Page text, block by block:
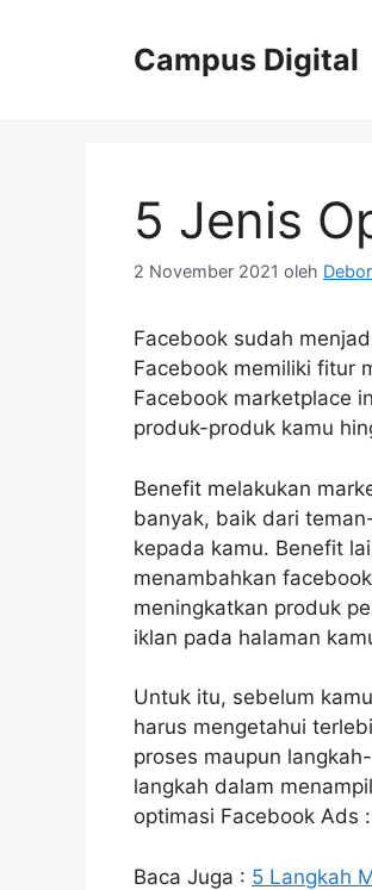
Campus Digital
5 Jenis
2 November 2021 oleh
Facebook sudah
Facebook memiliki fitur
Facebook marketplace
produk-produk kamu
Benefit melakukan
banyak, baik dari
kepada kamu. Benefit
menambahkan
meningkatkan produk
iklan pada halaman
Untuk itu, sebelum
harus mengetahui
proses maupun
langkah dalam
optimasi Facebook Ads :
Baca Juga : 5 Langkah